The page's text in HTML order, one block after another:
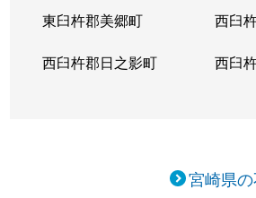
東臼杵郡美郷町 西臼
西臼杵郡日之影町 西臼
宮崎県